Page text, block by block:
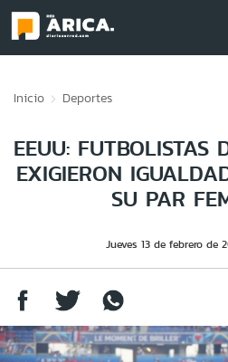
Inicio Deportes
EEUU: FUTBOLISTAS
EXIGIERON
SU PAR
Jueves 13 de febrero de